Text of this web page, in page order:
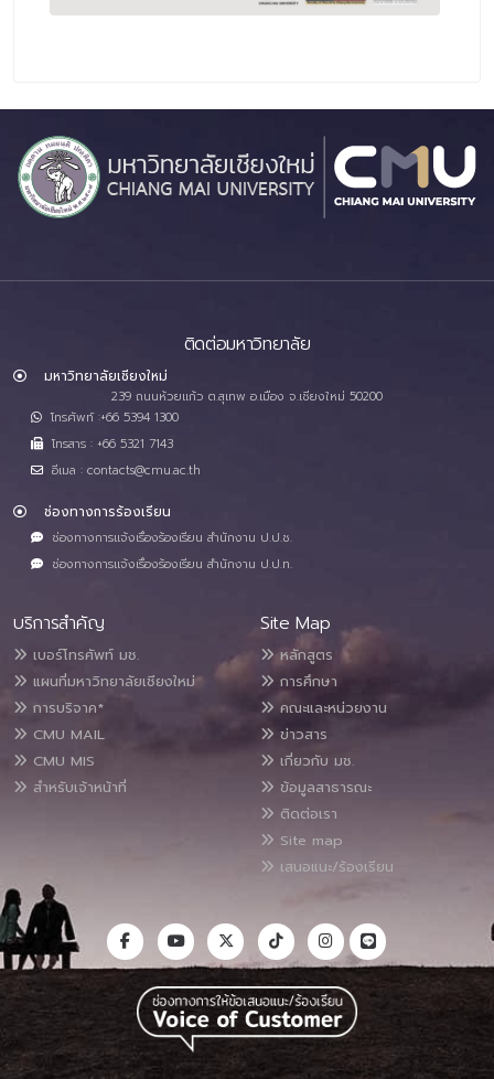
ติดต่อมหาวิทยาลัย
มหาวิทยาลัยเชียงใหม่
239 ถนนห้วยแก้ว ต.สุเทพ อ.เมือง จ.เชียงใหม่ 50200
โทรศัพท์ :+66 5394 1300
โทรสาร : +66 5321 7143
อีเมล : contacts@cmu.ac.th
ช่องทางการร้องเรียน
ช่องทางการแจ้งเรื่องร้องเรียน สำนักงาน ป.ป.ช.
ช่องทางการแจ้งเรื่องร้องเรียน สำนักงาน ป.ป.ท.
บริการสำคัญ
เบอร์โทรศัพท์ มช.
แผนที่มหาวิทยาลัยเชียงใหม่
การบริจาค*
CMU MAIL
CMU MIS
สำหรับเจ้าหน้าที่
Site Map
หลักสูตร
การศึกษา
คณะและหน่วยงาน
ข่าวสาร
เกี่ยวกับ มช.
ข้อมูลสาธารณะ
ติดต่อเรา
Site map
เสนอแนะ/ร้องเรียน